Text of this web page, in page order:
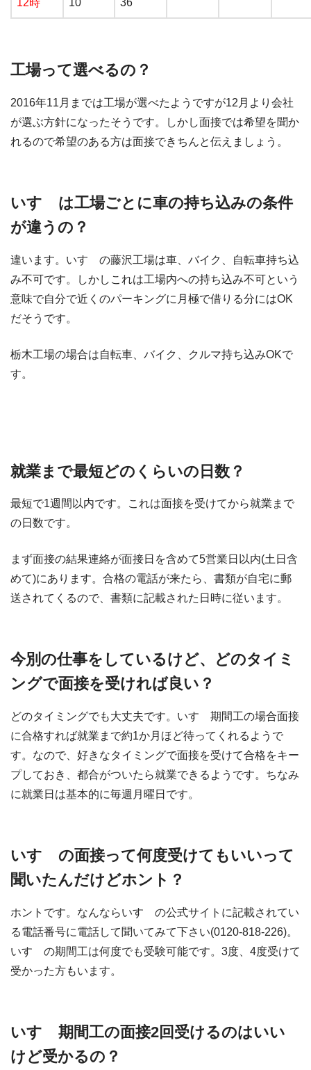
12時 10 36
工場って選べるの？
2016年11月までは工場が選べたようですが12月より会社
が選ぶ方針になったそうです。しかし面接では希望を聞か
れるので希望のある方は面接できちんと伝えましょう。
いすゞは工場ごとに車の持ち込みの条件
が違うの？
違います。いすゞの藤沢工場は車、バイク、自転車持ち込
み不可です。しかしこれは工場内への持ち込み不可という
意味で自分で近くのパーキングに月極で借りる分にはOK
だそうです。
栃木工場の場合は自転車、バイク、クルマ持ち込みOKで
す。
就業まで最短どのくらいの日数？
最短で1週間以内です。これは面接を受けてから就業まで
の日数です。
まず面接の結果連絡が面接日を含めて5営業日以内(土日含
めて)にあります。合格の電話が来たら、書類が自宅に郵
送されてくるので、書類に記載された日時に従います。
今別の仕事をしているけど、どのタイミ
ングで面接を受ければ良い？
どのタイミングでも大丈夫です。いすゞ期間工の場合面接
に合格すれば就業まで約1か月ほど待ってくれるようで
す。なので、好きなタイミングで面接を受けて合格をキー
プしておき、都合がついたら就業できるようです。ちなみ
に就業日は基本的に毎週月曜日です。
いすゞの面接って何度受けてもいいって
聞いたんだけどホント？
ホントです。なんならいすゞの公式サイトに記載されてい
る電話番号に電話して聞いてみて下さい(0120-818-226)。
いすゞの期間工は何度でも受験可能です。3度、4度受けて
受かった方もいます。
いすゞ期間工の面接2回受けるのはいい
けど受かるの？